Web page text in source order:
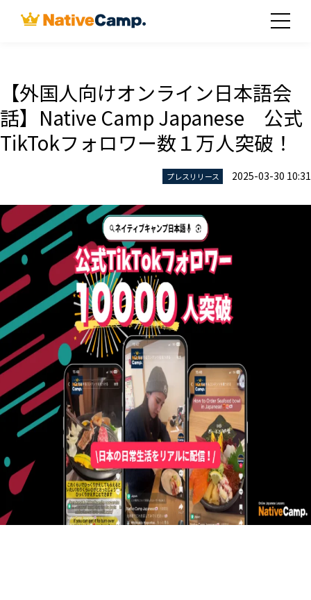
【外国人向けオンライン日本語会
話】Native Camp Japanese 公式
TikTokフォロワー数１万人突破！
プレスリリース 2025-03-30 10:31